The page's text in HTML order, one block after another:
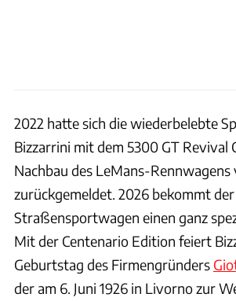
2022 hatte sich die wiederbelebte
Bizzarrini mit dem 5300 GT Revival
Nachbau des LeMans-Rennwagens
zurückgemeldet. 2026 bekommt
Straßensportwagen einen ganz
Mit der Centenario Edition feiert
Geburtstag des Firmengründers
der am 6. Juni 1926 in Livorno zur